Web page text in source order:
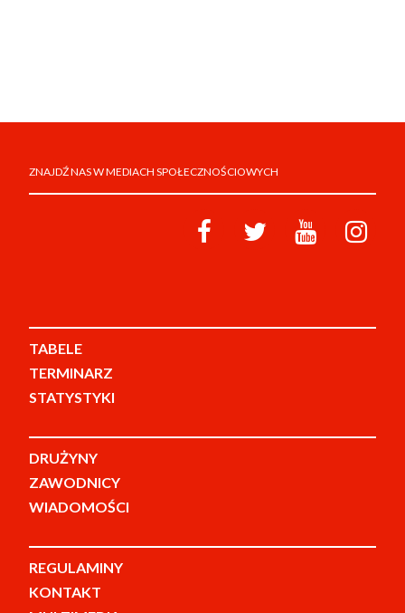
ZNAJDŹ NAS W MEDIACH SPOŁECZNOŚCIOWYCH
TABELE
TERMINARZ
STATYSTYKI
DRUŻYNY
ZAWODNICY
WIADOMOŚCI
REGULAMINY
KONTAKT